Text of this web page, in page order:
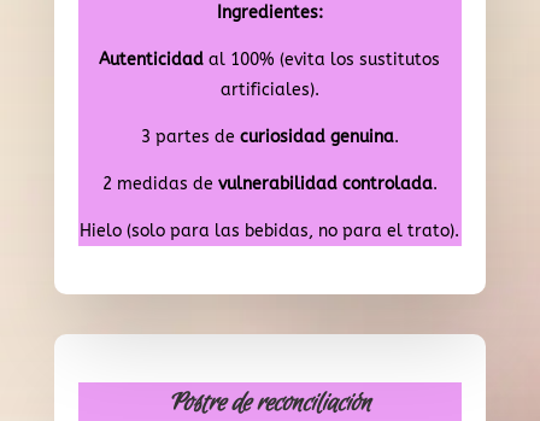
Ingredientes:
Autenticidad al 100% (evita los sustitutos
artificiales).
3 partes de curiosidad genuina.
2 medidas de vulnerabilidad controlada.
Hielo (solo para las bebidas, no para el trato).
Postre de reconciliación